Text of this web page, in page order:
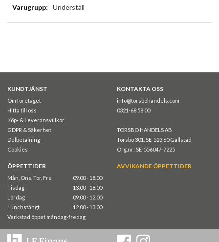
Underställ
KUNDTJÄNST
Om företaget
Hitta till oss
Köp- & Leveransvillkor
GDPR & Säkerhet
Delbetalning
Cookies
KONTAKTA OSS
info@torsbohandels.com
0321-68 58 00
TORSBO HANDELS AB
Torsbo 301, SE-523 60 Gällstad
Org.nr: SE-556047-7225
ÖPPETTIDER
Mån, Ons, Tor, Fre
09.00 - 18.00
Tisdag
13.00 - 18.00
Lördag
09.00 - 12.00
Lunchstängt
12.00 - 13.00
Verkstad öppet måndag-fredag
AVVIKANDE ÖPPETTIDER